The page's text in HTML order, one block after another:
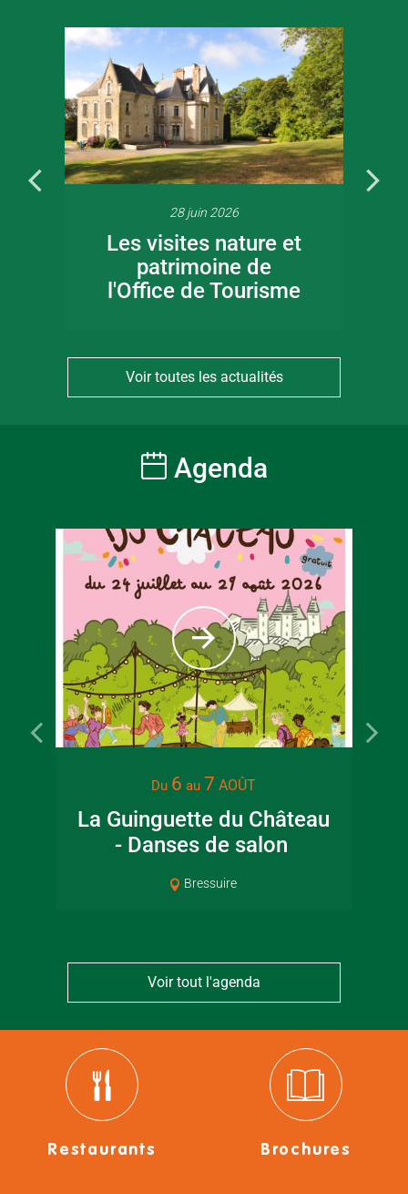
28 juin 2026
Les visites nature et
patrimoine de
l'Office de Tourisme
Voir toutes les actualités
Agenda
Du 6 au 7 AOÛT
La Guinguette du Château
- Danses de salon
Bressuire
Voir tout l'agenda
Restaurants Brochures